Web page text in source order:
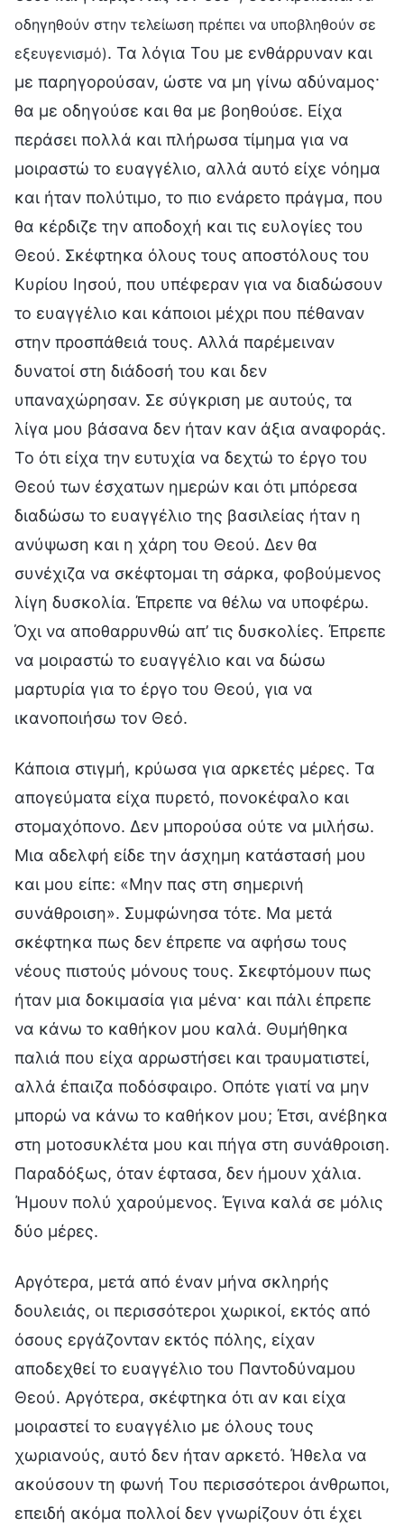
οδηγηθούν στην τελείωση πρέπει να υποβληθούν σε
εξευγενισμό). Τα λόγια Του με ενθάρρυναν και
με παρηγορούσαν, ώστε να μη γίνω αδύναμος·
θα με οδηγούσε και θα με βοηθούσε. Είχα
περάσει πολλά και πλήρωσα τίμημα για να
μοιραστώ το ευαγγέλιο, αλλά αυτό είχε νόημα
και ήταν πολύτιμο, το πιο ενάρετο πράγμα, που
θα κέρδιζε την αποδοχή και τις ευλογίες του
Θεού. Σκέφτηκα όλους τους αποστόλους του
Κυρίου Ιησού, που υπέφεραν για να διαδώσουν
το ευαγγέλιο και κάποιοι μέχρι που πέθαναν
στην προσπάθειά τους. Αλλά παρέμειναν
δυνατοί στη διάδοσή του και δεν
υπαναχώρησαν. Σε σύγκριση με αυτούς, τα
λίγα μου βάσανα δεν ήταν καν άξια αναφοράς.
Το ότι είχα την ευτυχία να δεχτώ το έργο του
Θεού των έσχατων ημερών και ότι μπόρεσα
διαδώσω το ευαγγέλιο της βασιλείας ήταν η
ανύψωση και η χάρη του Θεού. Δεν θα
συνέχιζα να σκέφτομαι τη σάρκα, φοβούμενος
λίγη δυσκολία. Έπρεπε να θέλω να υποφέρω.
Όχι να αποθαρρυνθώ απ’ τις δυσκολίες. Έπρεπε
να μοιραστώ το ευαγγέλιο και να δώσω
μαρτυρία για το έργο του Θεού, για να
ικανοποιήσω τον Θεό.
Κάποια στιγμή, κρύωσα για αρκετές μέρες. Τα
απογεύματα είχα πυρετό, πονοκέφαλο και
στομαχόπονο. Δεν μπορούσα ούτε να μιλήσω.
Μια αδελφή είδε την άσχημη κατάστασή μου
και μου είπε: «Μην πας στη σημερινή
συνάθροιση». Συμφώνησα τότε. Μα μετά
σκέφτηκα πως δεν έπρεπε να αφήσω τους
νέους πιστούς μόνους τους. Σκεφτόμουν πως
ήταν μια δοκιμασία για μένα· και πάλι έπρεπε
να κάνω το καθήκον μου καλά. Θυμήθηκα
παλιά που είχα αρρωστήσει και τραυματιστεί,
αλλά έπαιζα ποδόσφαιρο. Οπότε γιατί να μην
μπορώ να κάνω το καθήκον μου; Έτσι, ανέβηκα
στη μοτοσυκλέτα μου και πήγα στη συνάθροιση.
Παραδόξως, όταν έφτασα, δεν ήμουν χάλια.
Ήμουν πολύ χαρούμενος. Έγινα καλά σε μόλις
δύο μέρες.
Αργότερα, μετά από έναν μήνα σκληρής
δουλειάς, οι περισσότεροι χωρικοί, εκτός από
όσους εργάζονταν εκτός πόλης, είχαν
αποδεχθεί το ευαγγέλιο του Παντοδύναμου
Θεού. Αργότερα, σκέφτηκα ότι αν και είχα
μοιραστεί το ευαγγέλιο με όλους τους
χωριανούς, αυτό δεν ήταν αρκετό. Ήθελα να
ακούσουν τη φωνή Του περισσότεροι άνθρωποι,
επειδή ακόμα πολλοί δεν γνωρίζουν ότι έχει